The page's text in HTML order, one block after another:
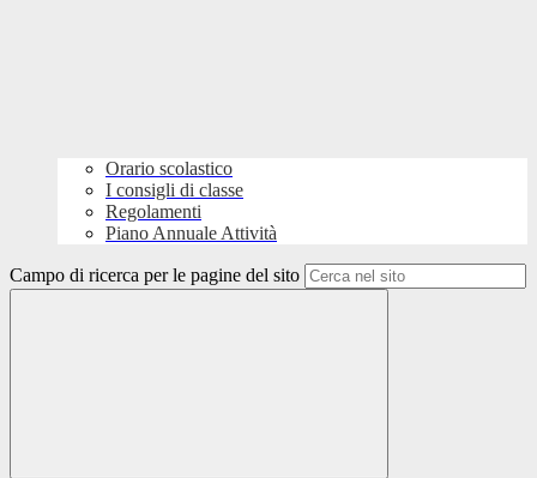
Orario scolastico
I consigli di classe
Regolamenti
Piano Annuale Attività
Campo di ricerca per le pagine del sito